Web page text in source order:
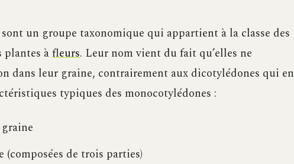
un groupe taxonomique qui appartient à la classe des
plantes àfleurs. Leur nom vient du fait qu’elles ne
dans leur graine, contrairement aux dicotylédones qui en
typiques des monocotylédones :
de trois parties)